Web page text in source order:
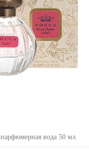
парфюмерная вода 50 мл.